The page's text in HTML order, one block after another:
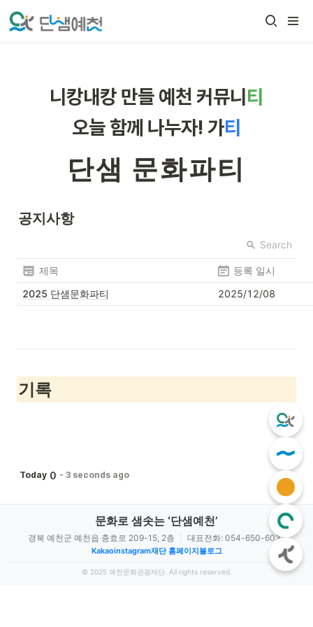
니캉내캉 만들 예천 커뮤니 티
오늘 함께 나누자! 가티
단샘 문화파티
공지사항
Search
제목
등록 일시
2025 단샘문화파티
2025/12/08
기록
Today 0 - 3 seconds ago
문화로 샘솟는 ‘단샘예천’
경북 예천군 예천읍 충효로 209-15, 2층 대표전화: 054-650-6037
Kakaoinstagram재단 홈페이지블로그
© 2025 예천문화관광재단. All rights reserved.